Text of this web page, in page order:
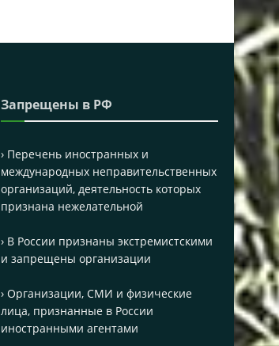
Запрещены в РФ
› Перечень иностранных и
международных неправительственных
организаций, деятельность которых
признана нежелательной
› В России признаны экстремистскими
и запрещены организации
› Организации, СМИ и физические
лица, признанные в России
иностранными агентами